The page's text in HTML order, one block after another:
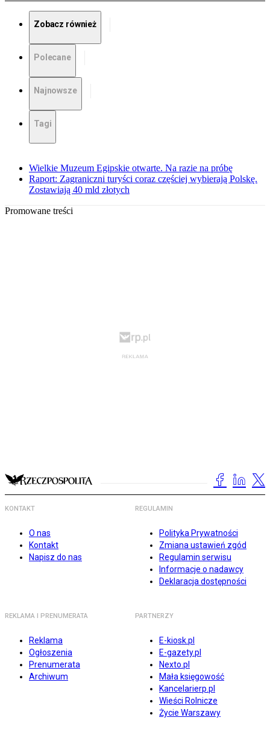
Zobacz również
Polecane
Najnowsze
Tagi
Wielkie Muzeum Egipskie otwarte. Na razie na próbę
Raport: Zagraniczni turyści coraz częściej wybierają Polskę.
Zostawiają 40 mld złotych
Promowane treści
KONTAKT
O nas
Kontakt
Napisz do nas
REGULAMIN
Polityka Prywatności
Zmiana ustawień zgód
Regulamin serwisu
Informacje o nadawcy
Deklaracja dostępności
REKLAMA I PRENUMERATA
Reklama
Ogłoszenia
Prenumerata
Archiwum
PARTNERZY
E-kiosk.pl
E-gazety.pl
Nexto.pl
Mała księgowość
Kancelarierp.pl
Wieści Rolnicze
Życie Warszawy